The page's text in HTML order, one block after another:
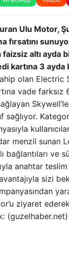
Ulu Motor,
fırsatını
altı ayda
kartına 3 ayda
olan Electric
vade farksız
sağlıyor.
menzil sunan
ve
anahtar teslim
sizi
ziyaret